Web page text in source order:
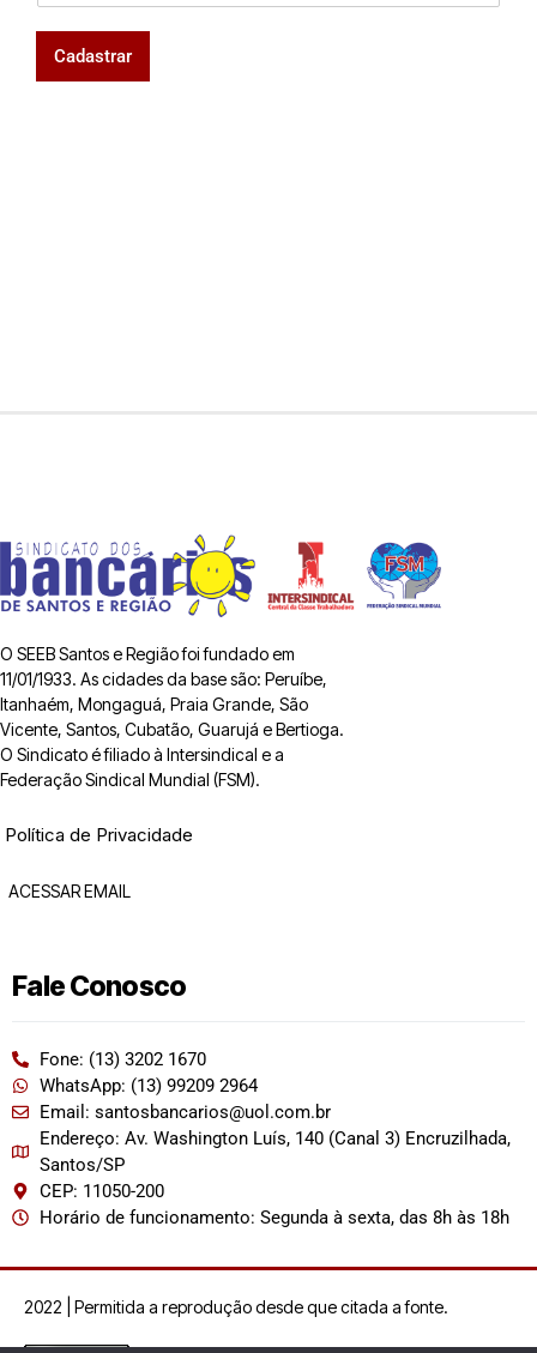
Cadastrar
O SEEB Santos e Região foi fundado em
11/01/1933. As cidades da base são: Peruíbe,
Itanhaém, Mongaguá, Praia Grande, São
Vicente, Santos, Cubatão, Guarujá e Bertioga.
O Sindicato é filiado à Intersindical e a
Federação Sindical Mundial (FSM).
Política de Privacidade
ACESSAR EMAIL
Fale Conosco
Fone: (13) 3202 1670
WhatsApp: (13) 99209 2964
Email: santosbancarios@uol.com.br
Endereço: Av. Washington Luís, 140 (Canal 3) Encruzilhada,
Santos/SP
CEP: 11050-200
Horário de funcionamento: Segunda à sexta, das 8h às 18h
2022 | Permitida a reprodução desde que citada a fonte.